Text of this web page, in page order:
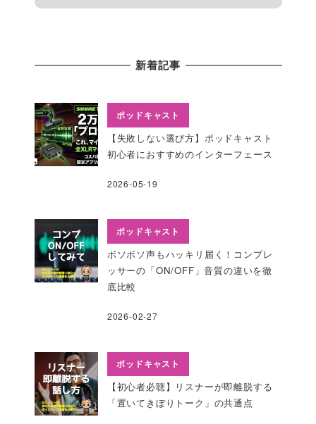
新着記事
ポッドキャスト
【失敗しない選び方】ポッドキャスト
初心者におすすめのインターフェース
2026-05-19
ポッドキャスト
ボソボソ声もハッキリ届く！コンプレ
ッサーの「ON/OFF」音質の違いを徹
底比較
2026-02-27
ポッドキャスト
【初心者必聴】リスナーが即離脱する
「置いてきぼりトーク」の共通点